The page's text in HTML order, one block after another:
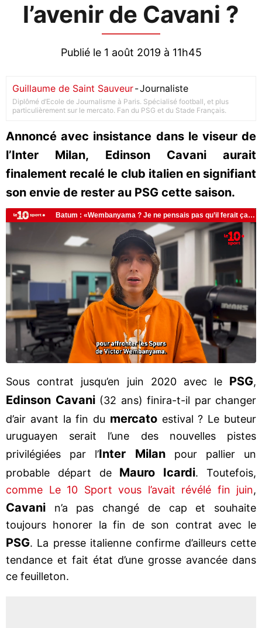
l’avenir de Cavani ?
Publié le 1 août 2019 à 11h45
Guillaume de Saint Sauveur-Journaliste
Diplômé d’Ecole de Journalisme à Paris. Spécialisé football, et plus
particulièrement sur le mercato. Fan du PSG et du Stade Français.
Annoncé avec insistance dans le viseur de
l’Inter Milan, Edinson Cavani aurait
finalement recalé le club italien en signifiant
son envie de rester au PSG cette saison.
Sous contrat jusqu’en juin 2020 avec le PSG,
Edinson Cavani(32 ans) finira-t-il par changer
d’air avant la fin du mercatoestival ? Le buteur
uruguayen serait l’une des nouvelles pistes
privilégiées par l’Inter Milanpour pallier un
probable départ de Mauro Icardi. Toutefois,
comme Le 10 Sport vous l’avait révélé fin juin,
Cavani n’a pas changé de cap et souhaite
toujours honorer la fin de son contrat avec le
PSG. La presse italienne confirme d’ailleurs cette
tendance et fait état d’une grosse avancée dans
ce feuilleton.